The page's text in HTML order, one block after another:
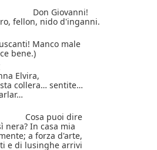
Don Giovanni!
fellon, nido d'inganni.
Manco male
bene.)
Elvira,
collera… sentite…
Cosa puoi dire
nera? In casa mia
a forza d'arte,
e di lusinghe arrivi